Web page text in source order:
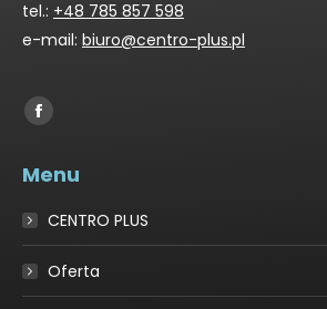
tel.: +48 785 857 598
e-mail: biuro@centro-plus.pl
Find us on:
Facebook
opens
in
window
Menu
CENTRO PLUS
Oferta